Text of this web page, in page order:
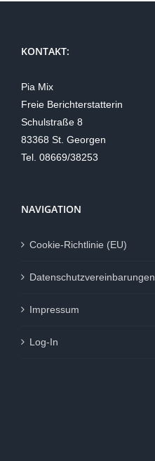
KONTAKT:
Pia Mix
Freie Berichterstatterin
Schulstraße 8
83368 St. Georgen
Tel. 08669/38253
NAVIGATION
Cookie-Richtlinie (EU)
Datenschutzvereinbarungen
Impressum
Log-In